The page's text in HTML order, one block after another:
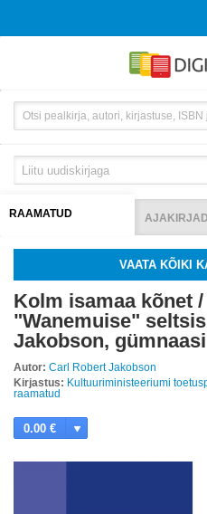
RAAMATUD AJAKIRJAD
VAATA KÕIKI
Kolm isamaa kõnet
"Wanemuise"
Jakobson,
Autor: Carl Robert Jakobson
Kirjastus: Kultuuriministeeriumi
raamatud
0.00 €